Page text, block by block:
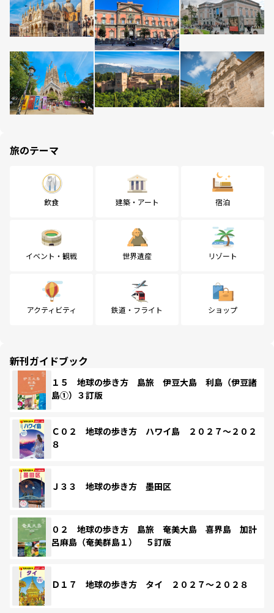
旅のテーマ
飲食 建築・アート 宿泊
イベント・観戦 世界遺産 リゾート
アクティビティ 鉄道・フライト ショップ
新刊ガイドブック
１５ 地球の歩き方 島旅 伊豆大島 利島（伊豆諸
島①）３訂版
Ｃ０２ 地球の歩き方 ハワイ島 ２０２７～２０２
８
Ｊ３３ 地球の歩き方 墨田区
０２ 地球の歩き方 島旅 奄美大島 喜界島 加計
呂麻島（奄美群島１） ５訂版
Ｄ１７ 地球の歩き方 タイ ２０２７～２０２８